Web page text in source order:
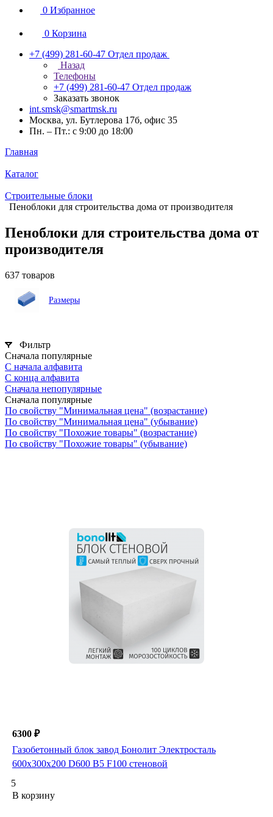
0 Избранное
0 Корзина
+7 (499) 281-60-47 Отдел продаж
Назад
Телефоны
+7 (499) 281-60-47 Отдел продаж
Заказать звонок
int.smsk@smartmsk.ru
Москва, ул. Бутлерова 17б, офис 35
Пн. – Пт.: с 9:00 до 18:00
Главная
Каталог
Строительные блоки
Пеноблоки для строительства дома от производителя
Пеноблоки для строительства дома от
производителя
637 товаров
Размеры
Фильтр
Сначала популярные
С начала алфавита
С конца алфавита
Сначала непопулярные
Сначала популярные
По свойству "Минимальная цена" (возрастание)
По свойству "Минимальная цена" (убывание)
По свойству "Похожие товары" (возрастание)
По свойству "Похожие товары" (убывание)
6300 ₽
Газобетонный блок завод Бонолит Электросталь
600х300х200 D600 B5 F100 стеновой
5
В корзину